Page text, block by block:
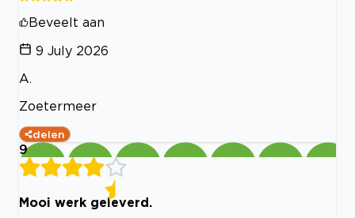
Beveelt aan
9 July 2026
A.
Zoetermeer
delen
9
Mooi werk geleverd.